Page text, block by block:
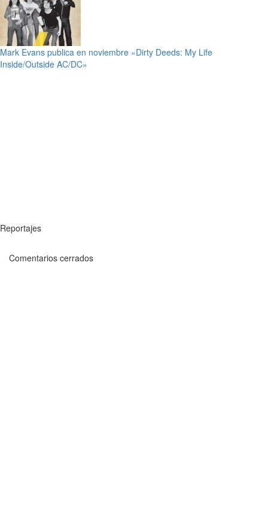
Mark Evans publica en noviembre «Dirty Deeds: My Life
Inside/Outside AC/DC»
Reportajes
Comentarios cerrados